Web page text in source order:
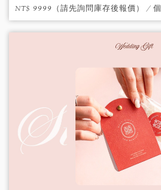
NT$ 9999（請先詢問庫存後報價） / 個